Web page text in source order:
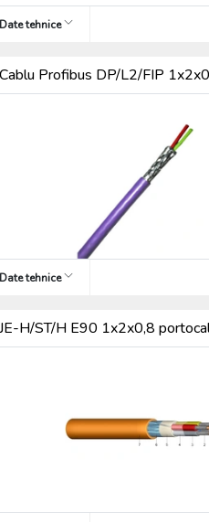
Date tehnice
Cablu Profibus DP/L2/FIP
Date tehnice
JE-H/ST/H E90 1x2x0,8